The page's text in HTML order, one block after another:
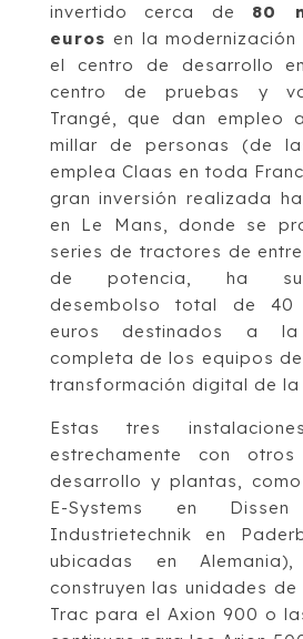
invertido cerca de 80
euros en la modernización
el centro de desarrollo
centro de pruebas y
Trangé, que dan empleo
millar de personas (de
emplea Claas en toda
gran inversión realizada
en Le Mans, donde se
series de tractores de
de potencia, ha
desembolso total de 40
euros destinados a la
completa de los equipos
transformación digital de la
Estas tres
estrechamente con
desarrollo y plantas,
E-Systems en
Industrietechnik en
ubicadas en
construyen las unidades de
Trac para el Axion 900 o